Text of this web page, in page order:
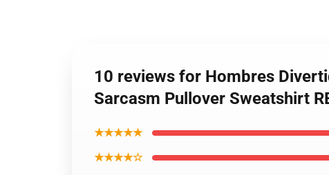
10 reviews for Hombres
Sarcasm Pullover Sweatshirt
★★★★★
★★★★☆